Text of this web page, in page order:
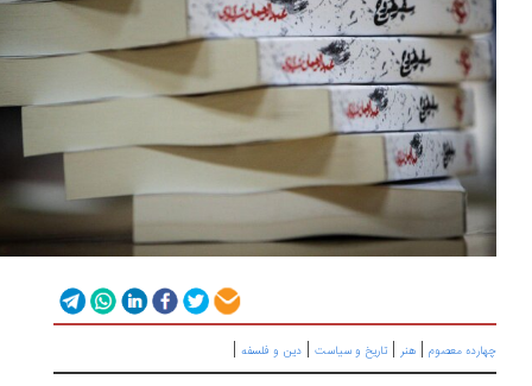
معصوم|هنر|تاریخ و سیاست|دین و فلسفه|